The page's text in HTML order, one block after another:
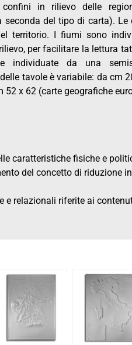
in rilievo delle
seconda del tipo di carta). Le
territorio. I fiumi sono
per facilitare la lettura
individuate da una
tavole è variabile: da cm
52 x 62 (carte geografiche
caratteristiche fisiche e
del concetto di riduzione
e relazionali riferite ai